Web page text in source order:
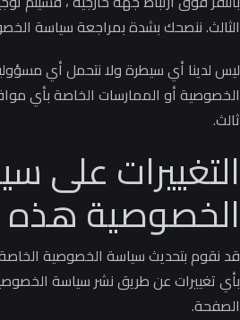
الثالث.ننصحك بشدة بمراجعة سياسة
ليس لدينا أي سيطرة ولا نتحمل أي
الخصوصية أو الممارسات الخاصة بأي
ثالث.
التغييرات على
الخصوصية هذه
قد نقوم بتحديث سياسة الخصوصية
بأي تغييرات عن طريق نشر سياسة
الصفحة.